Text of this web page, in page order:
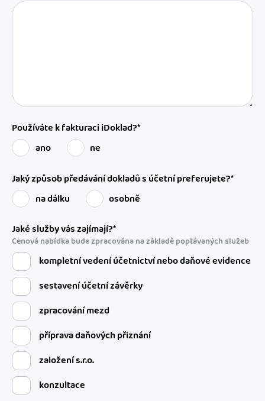
Používáte k fakturaci iDoklad?*
ano
ne
Jaký způsob předávání dokladů s účetní preferujete?*
na dálku
osobně
Jaké služby vás zajímají?*
Cenová nabídka bude zpracována na základě poptávaných služeb
kompletní vedení účetnictví nebo daňové evidence
sestavení účetní závěrky
zpracování mezd
příprava daňových přiznání
založení s.r.o.
konzultace